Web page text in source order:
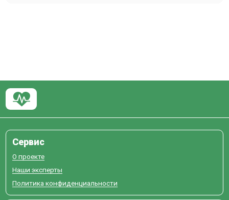
Сервис
О проекте
Наши эксперты
Политика конфиденциальности